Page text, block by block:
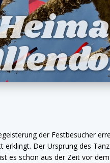
der Festbesucher
erklingt. Der Ursprung des
es schon aus der Zeit vor